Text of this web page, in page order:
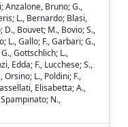
Anzalone, Bruno; G.,
L., Bernardo; Blasi,
Bouvet; M., Bovio; S.,
L., Gallo; F., Garbari; G.,
Gottschlich; L.,
Edda; F., Lucchese; S.,
Orsino; L., Poldini; F.,
Elisabetta; A.,
N.,